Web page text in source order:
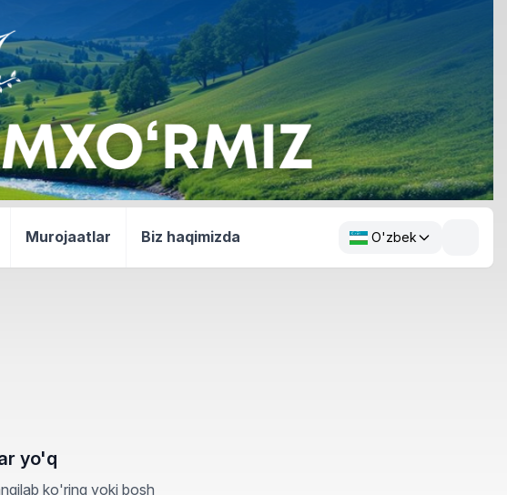
Murojaatlar Biz haqimizda O'zbek
yo'q
ko'ring yoki bosh